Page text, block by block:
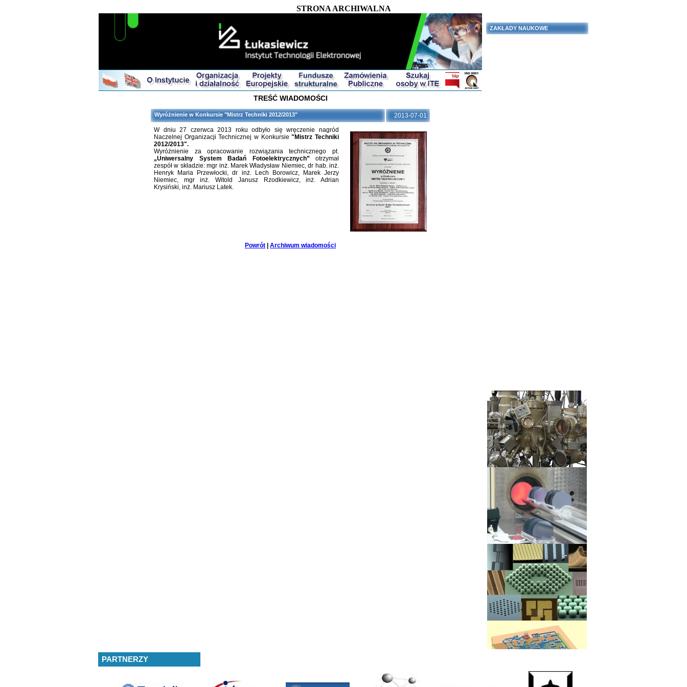
STRONA ARCHIWALNA
TREŚĆ WIADOMOŚCI
Wyróżnienie w Konkursie "Mistrz Techniki 2012/2013"
2013-07-01
W dniu 27 czerwca 2013 roku odbyło się wręczenie nagród
Naczelnej Organizacji Technicznej w Konkursie"Mistrz Techniki
2012/2013".
Wyróżnienie za opracowanie rozwiązania technicznego pt.
„Uniwersalny System Badań Fotoelektrycznych”otrzymał
zespół w składzie: mgr inż. Marek Władysław Niemiec, dr hab. inż.
Henryk Maria Przewłocki, dr inż. Lech Borowicz, Marek Jerzy
Niemiec, mgr inż. Witold Janusz Rzodkiewicz, inż. Adrian
Krysiński, inż. Mariusz Latek.
Powrót Archiwum wiadomości
ZAKŁADY NAUKOWE
PARTNERZY